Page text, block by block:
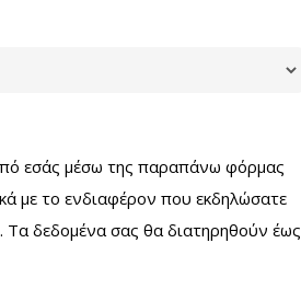
εσάς μέσω της παραπάνω φόρμας
με το ενδιαφέρον που εκδηλώσατε
Τα δεδομένα σας θα διατηρηθούν έως